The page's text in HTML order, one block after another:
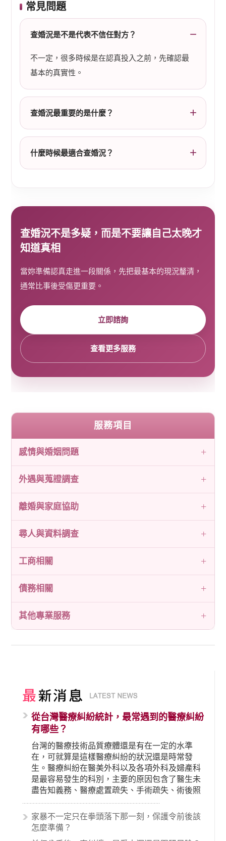
常見問題
查婚況是不是代表不信任對方？
不一定，很多時候是在認真投入之前，先確認最
基本的真實性。
查婚況最重要的是什麼？
什麼時候最適合查婚況？
查婚況不是多疑，而是不要讓自己太晚才
知道真相
當妳準備認真走進一段關係，先把最基本的現況釐清，
通常比事後受傷更重要。
立即諮詢
查看更多服務
服務項目
感情與婚姻問題
外遇與蒐證調查
離婚與家庭協助
尋人與資料調查
工商相關
債務相關
其他專業服務
從台灣醫療糾紛統計，最常遇到的醫療糾紛
有哪些？
台灣的醫療技術品質療體還是有在一定的水準
在，可就算是這樣醫療糾紛的狀況還是時常發
生。醫療糾紛在醫美外科以及各項外科及婦產科
是最容易發生的科別，主要的原因包含了醫生未
盡告知義務、醫療處置疏失、手術疏失、術後照
顧失當、醫療費用的收取。雖然醫學進步，但醫
生與病患之間引起的糾紛還是經常發生。很多案
例中最後都走向訴訟流程，我們如果不幸遇到相
家暴不一定只在拳頭落下那一刻，保護令前後該
怎麼準備？